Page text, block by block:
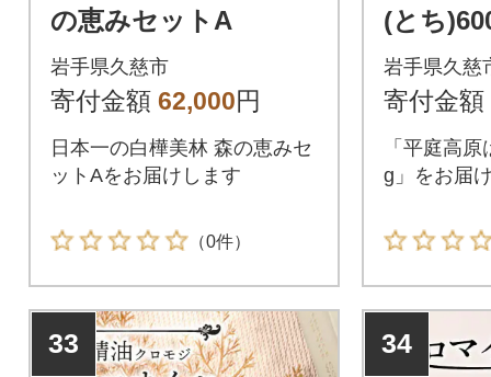
の恵みセットA
岩手県久慈市
寄付金額 62,000円
日本一の白樺美林 森の恵みセ
ットAをお届けします
（0件）
(とち
粋 非加
加 はち
岩手県久慈
寄付金額
「平庭高
g」をお届
33 34